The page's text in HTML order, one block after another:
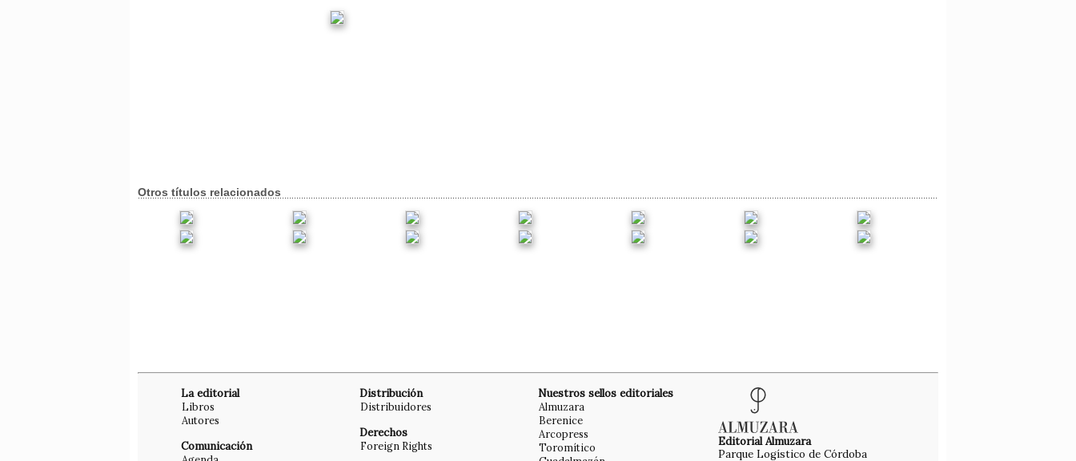
Otros títulos relacionados
La editorial
Libros
Autores
Comunicación
Distribución
Distribuidores
Derechos
Foreign Rights
Nuestros sellos editoriales
Almuzara
Berenice
Arcopress
Toromítico
Editorial Almuzara
Parque Logístico de Córdoba